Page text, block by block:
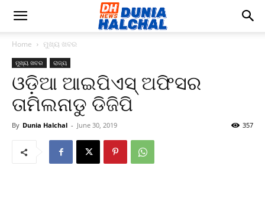
Home ମୁଖ୍ୟ ଖବର
ମୁଖ୍ୟ ଖବର ରାଜ୍ୟ
ଓଡ଼ିଆ ଆଇପିଏସ୍‌ ଅଫିସର
ତାମିଲନାଡୁ ଡିଜିପି
By Dunia Halchal - June 30, 2019 357